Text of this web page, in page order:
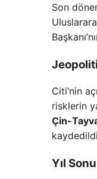
Son
Citi’nin
risklerin
Çin-
Yıl